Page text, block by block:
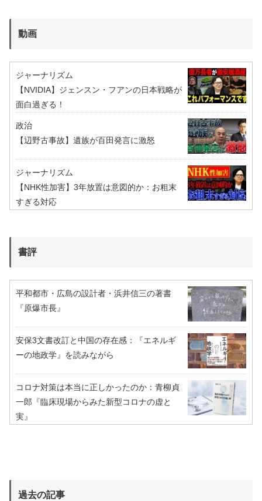
動画
ジャーナリズム
【NVIDIA】ジェンスン・フアンの日本戦略が
面白過ぎる！
政治
【辺野古事故】遺族が百田発言に激怒
ジャーナリズム
【NHK性加害】3年放置は意図的か：お粗末
すぎる対応
書評
平和都市・広島の設計者・浜井信三の著書
『原爆市長』
安保3文書改訂と中国の存在感：『エネルギ
ーの地政学』を読みながら
コロナ対策は本当に正しかったのか：青柳貞
一郎『臨床現場からみた新型コロナの虚と
実』
過去の記事